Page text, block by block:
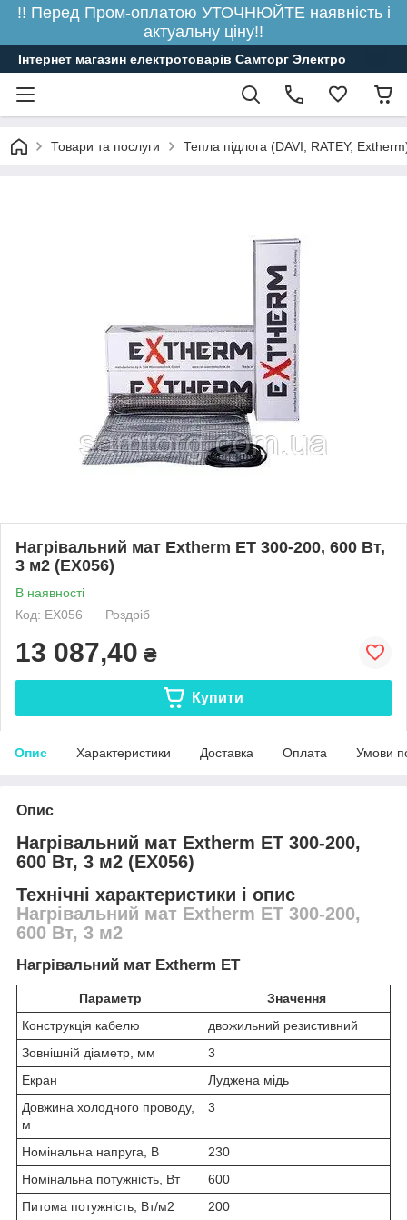
!! Перед Пром-оплатою УТОЧНЮЙТЕ наявність і
актуальну ціну!!
Інтернет магазин електротоварів Самторг Электро
Товари та послуги Тепла підлога (DAVI, RATEY,
Нагрівальний мат Extherm ET 300-200, 600 Вт,
3 м2 (EX056)
В наявності
Код: EX056
Роздріб
13 087,40 ₴
Купити
Опис Характеристики Доставка Оплата Умови
Опис
Нагрівальний мат Extherm ET 300-200,
600 Вт, 3 м2 (EX056)
Технічні характеристики і опис
Нагрівальний мат Extherm ET 300-200,
600 Вт, 3 м2
Нагрівальний мат Extherm ET
Параметр
Значення
Конструкція кабелю
двожильний резистивний
Зовнішній діаметр, мм
3
Екран
Луджена мідь
Довжина холодного проводу,
м
3
Номінальна напруга, В
230
Номінальна потужність, Вт
600
Питома потужність, Вт/м2
200